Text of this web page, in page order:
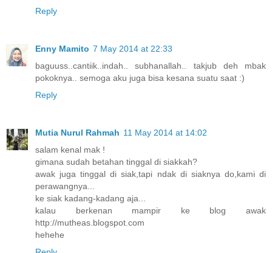
Reply
Enny Mamito 7 May 2014 at 22:33
baguuss..cantiik..indah.. subhanallah.. takjub deh mbak
pokoknya.. semoga aku juga bisa kesana suatu saat :)
Reply
Mutia Nurul Rahmah 11 May 2014 at 14:02
salam kenal mak !
gimana sudah betahan tinggal di siakkah?
awak juga tinggal di siak,tapi ndak di siaknya do,kami di
perawangnya...
ke siak kadang-kadang aja...
kalau berkenan mampir ke blog awak
http://mutheas.blogspot.com
hehehe